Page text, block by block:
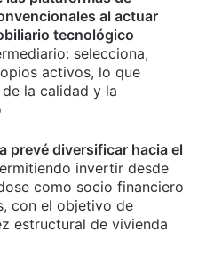
al actuar
tecnológico
selecciona,
activos, lo que
la calidad y la
prevé diversificar hacia el
invertir desde
como socio financiero
con el objetivo de
estructural de vivienda